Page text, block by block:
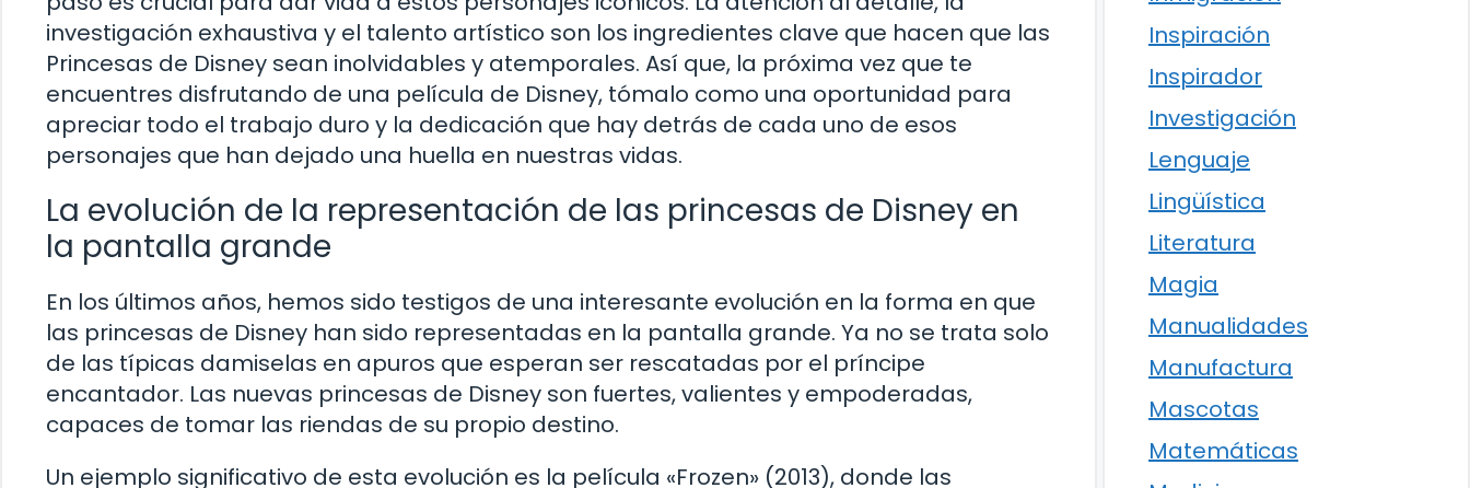
investigación exhaustiva y el talento artístico son los ingredientes clave que hacen que las
Princesas de Disney sean inolvidables y atemporales. Así que, la próxima vez que te
encuentres disfrutando de una película de Disney, tómalo como una oportunidad para
apreciar todo el trabajo duro y la dedicación que hay detrás de cada uno de esos
personajes que han dejado una huella en nuestras vidas.
La evolución de la representación de las princesas de Disney en
la pantalla grande
En los últimos años, hemos sido testigos de una interesante evolución en la forma en que
las princesas de Disney han sido representadas en la pantalla grande. Ya no se trata solo
de las típicas damiselas en apuros que esperan ser rescatadas por el príncipe
encantador. Las nuevas princesas de Disney son fuertes, valientes y empoderadas,
capaces de tomar las riendas de su propio destino.
Un ejemplo significativo de esta evolución es la película «Frozen» (2013), donde las
Inspiración
Inspirador
Investigación
Lenguaje
Lingüística
Literatura
Magia
Manualidades
Manufactura
Mascotas
Matemáticas